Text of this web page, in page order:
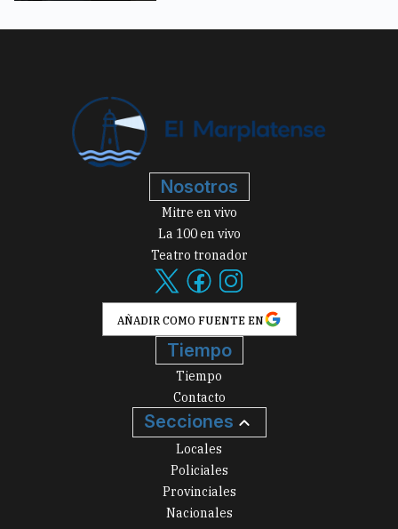
Nosotros
Mitre en vivo
La 100 en vivo
Teatro tronador
AÑADIR COMO FUENTE EN
Tiempo
Tiempo
Contacto
Secciones
Locales
Policiales
Provinciales
Nacionales